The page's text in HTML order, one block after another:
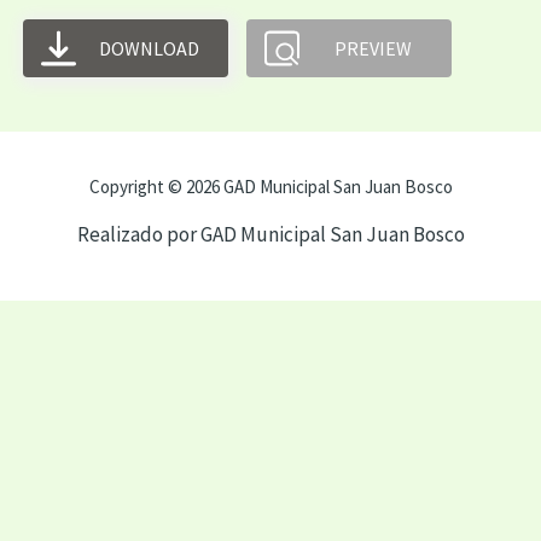
DOWNLOAD PREVIEW
Copyright © 2026 GAD Municipal San Juan Bosco
Realizado por GAD Municipal San Juan Bosco